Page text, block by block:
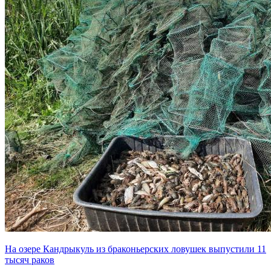
На озере Кандрыкуль из браконьерских ловушек выпустили 11
тысяч раков